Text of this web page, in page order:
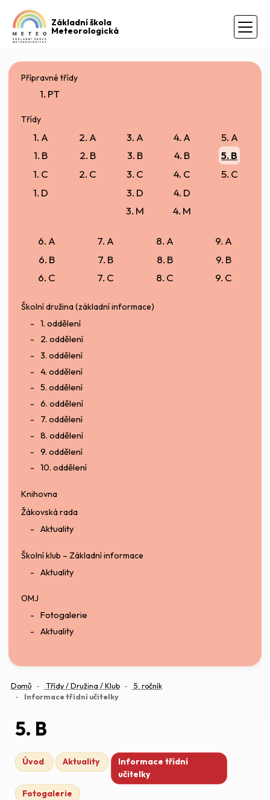
Základní škola
Meteorologická
Přípravné třídy
1. PT
Třídy
1. A
1. B
1. C
1. D
2. A
2. B
2. C
3. A
3. B
3. C
3. D
3. M
4. A
4. B
4. C
4. D
4. M
5. A
5. B
5. C
6. A
6. B
6. C
7. A
7. B
7. C
8. A
8. B
8. C
9. A
9. B
9. C
Školní družina (základní informace)
1. oddělení
2. oddělení
3. oddělení
4. oddělení
5. oddělení
6. oddělení
7. oddělení
8. oddělení
9. oddělení
10. oddělení
Knihovna
Žákovská rada
Aktuality
Školní klub – Základní informace
Aktuality
OMJ
Fotogalerie
Aktuality
Domů Třídy / Družina / Klub
5. ročník
Informace třídní učitelky(aktuální)
5. B
Úvod Aktuality
Informace třídní
učitelky
Fotogalerie